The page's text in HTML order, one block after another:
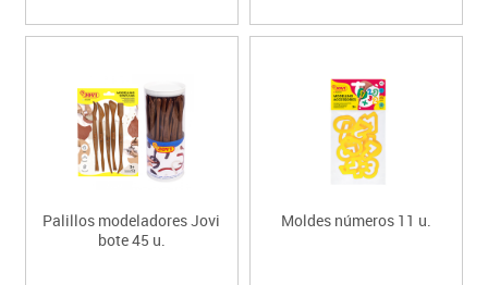
Palillos modeladores Jovi
bote 45 u.
Moldes números 11 u.